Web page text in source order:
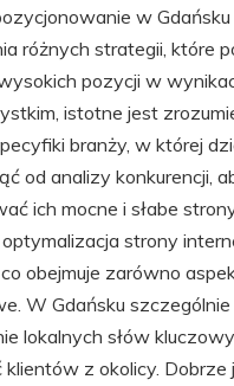
w
różnych strategii, które
pozycji w
istotne jest
branży, w której
od analizy konkurencji,
ich mocne i słabe
strony
obejmuje zarówno
W Gdańsku
lokalnych słów
z okolicy. Dobrze